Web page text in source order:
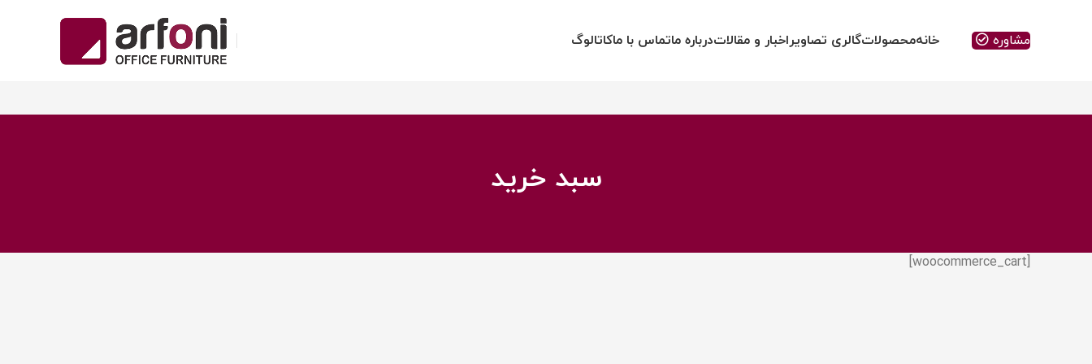
مشاوره خانهمحصولاتگالری تصاویراخبار و مقالاتدرباره ماتماس با ماکاتالوگ
سبد خرید
[woocommerce_cart]